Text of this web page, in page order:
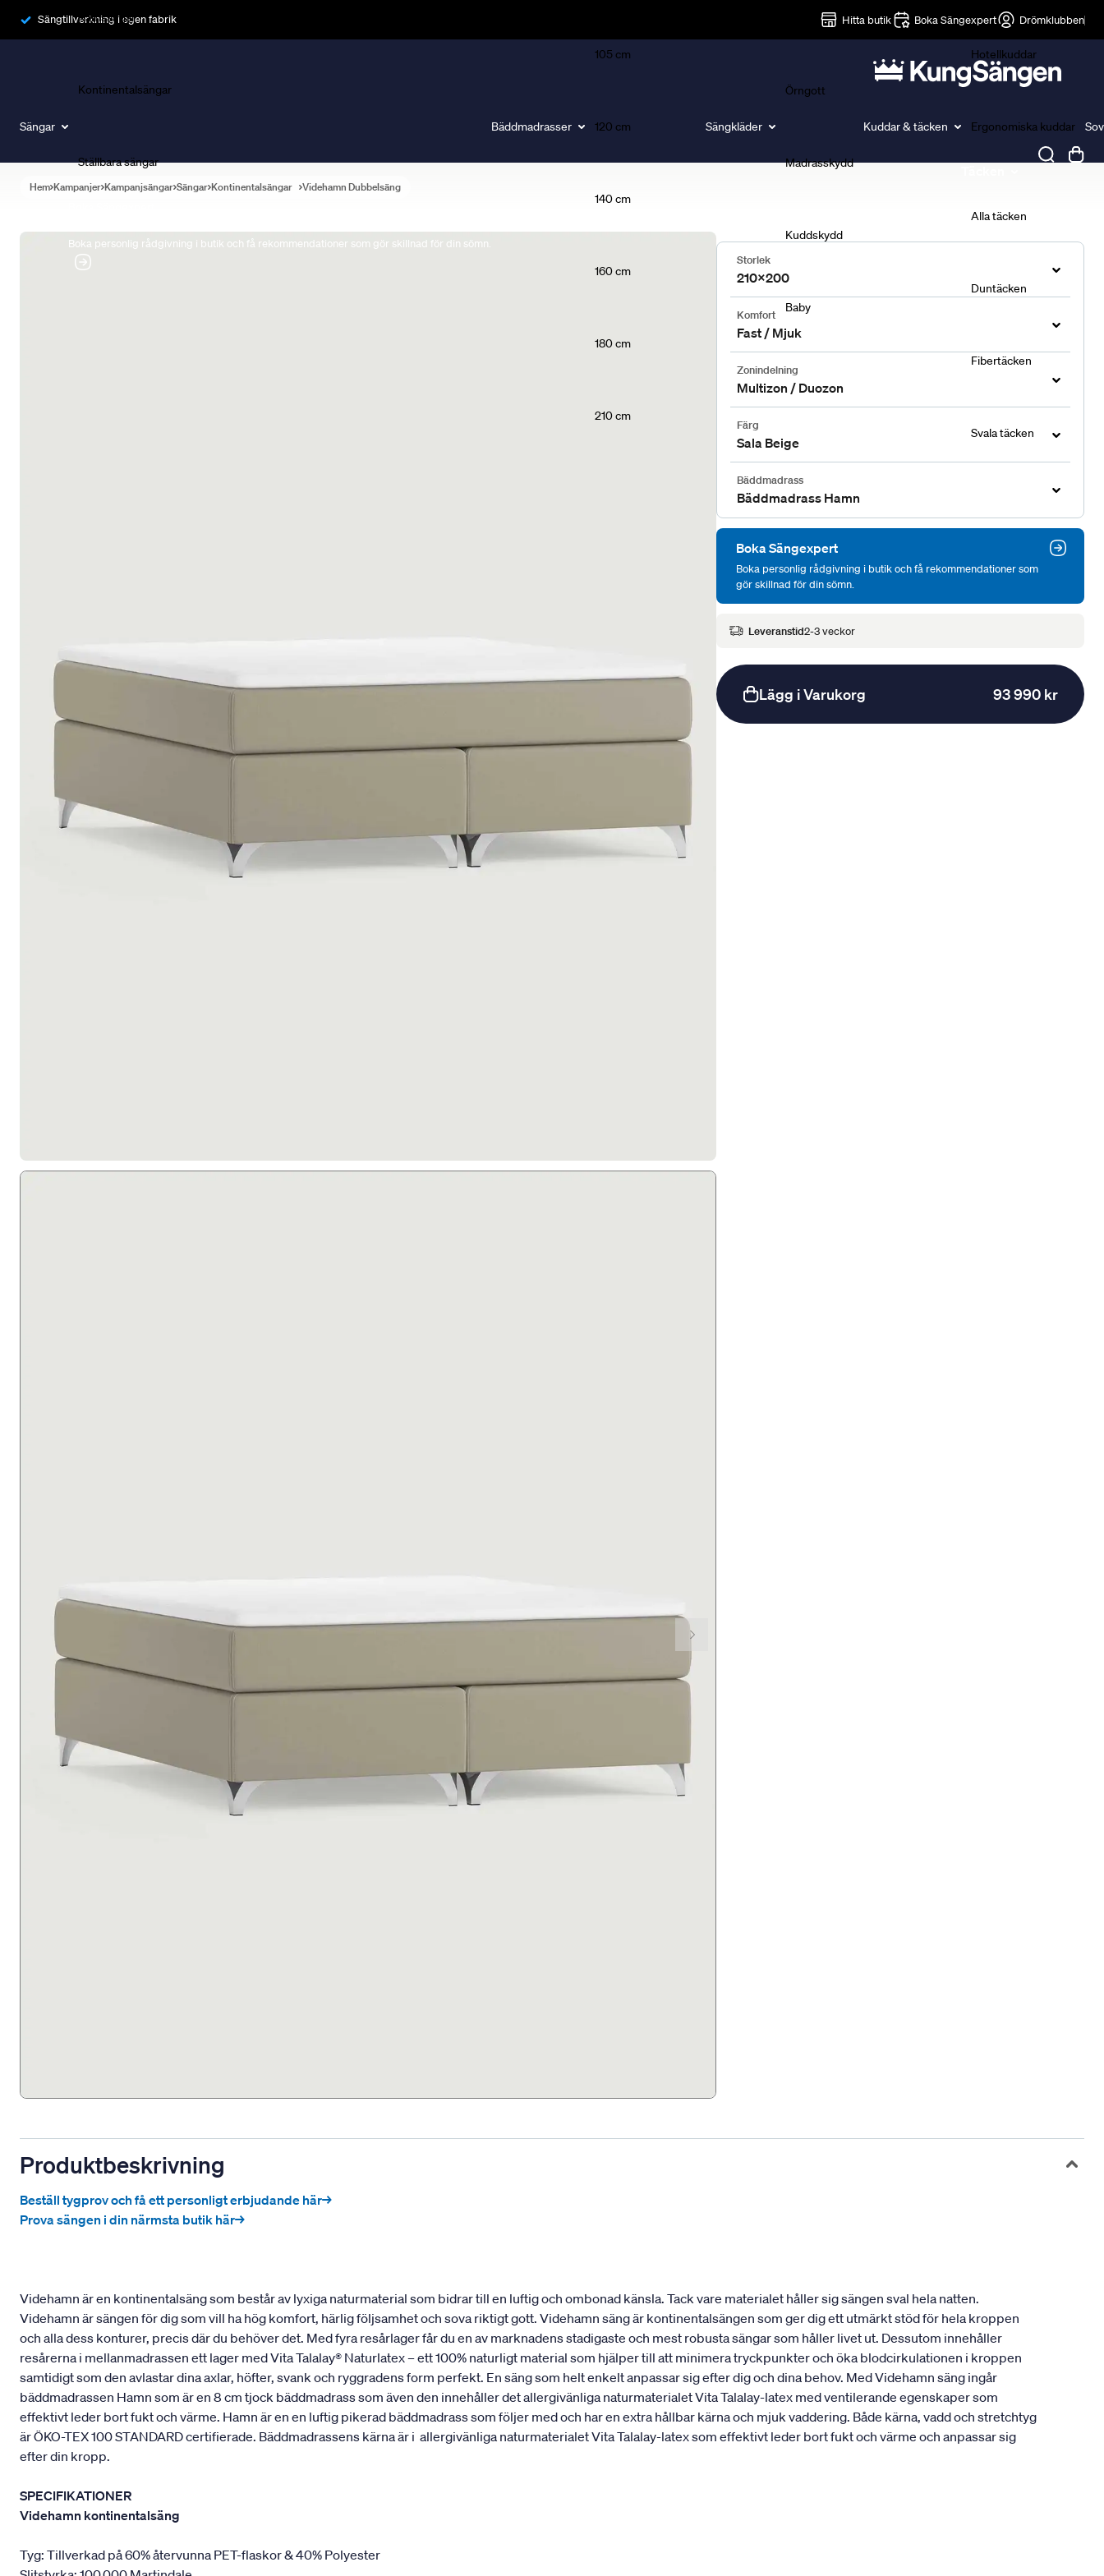
Sängtillverkning i egen fabrik Hitta butik Boka Sängexpert Drömklubben
Sängar
Ramsängar
Kontinentalsängar
Ställbara sängar
Boka personlig rådgivning i butik och få rekommendationer som gör skillnad för din sömn.
Bäddmadrasser
105 cm
120 cm
140 cm
160 cm
180 cm
210 cm
Sängkläder
Örngott
Madrasskydd
Kuddskydd
Baby
Kuddar & täcken
Hotellkuddar
Ergonomiska kuddar
Alla täcken
Duntäcken
Fibertäcken
Svala täcken
Hem Kampanjer Kampanjsängar Sängar Kontinentalsängar Videhamn Dubbelsäng
Storlek
210x200
Komfort
Fast / Mjuk
Zonindelning
Multizon / Duozon
Färg
Sala Beige
Bäddmadrass
Bäddmadrass Hamn
Boka Sängexpert
Boka personlig rådgivning i butik och få rekommendationer som
gör skillnad för din sömn.
Leveranstid2-3 veckor
Lägg i Varukorg 93 990 kr
Produktbeskrivning
Beställ tygprov och få ett personligt erbjudande här→
Prova sängen i din närmsta butik här→
Videhamn är en kontinentalsäng som består av lyxiga naturmaterial som bidrar till en luftig och ombonad känsla. Tack vare materialet håller sig sängen sval hela natten.
Videhamn är sängen för dig som vill ha hög komfort, härlig följsamhet och sova riktigt gott. Videhamn säng är kontinentalsängen som ger dig ett utmärkt stöd för hela kroppen
och alla dess konturer, precis där du behöver det. Med fyra resårlager får du en av marknadens stadigaste och mest robusta sängar som håller livet ut. Dessutom innehåller
resårerna i mellanmadrassen ett lager med Vita Talalay® Naturlatex – ett 100% naturligt material som hjälper till att minimera tryckpunkter och öka blodcirkulationen i kroppen
samtidigt som den avlastar dina axlar, höfter, svank och ryggradens form perfekt. En säng som helt enkelt anpassar sig efter dig och dina behov. Med Videhamn säng ingår
bäddmadrassen Hamn som är en 8 cm tjock bäddmadrass som även den innehåller det allergivänliga naturmaterialet Vita Talalay-latex med ventilerande egenskaper som
effektivt leder bort fukt och värme. Hamn är en en luftig pikerad bäddmadrass som följer med och har en extra hållbar kärna och mjuk vaddering. Både kärna, vadd och stretchtyg
är ÖKO-TEX 100 STANDARD certifierade. Bäddmadrassens kärna är i allergivänliga naturmaterialet Vita Talalay-latex som effektivt leder bort fukt och värme och anpassar sig
efter din kropp.
SPECIFIKATIONER
Videhamn kontinentalsäng
Tyg: Tillverkad på 60% återvunna PET-flaskor & 40% Polyester